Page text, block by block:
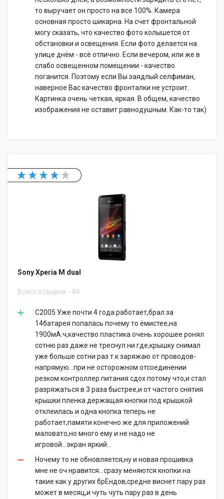
то выручает он просто на все 100%. Камера
основная просто шикарна. На счет фронтальной
могу сказать, что качество фото колышется от
обстановки и освещения. Если фото делается на
улице днём - всё отлично. Если вечером, или же в
слабо освещенном помещении - качество
поганится. Поэтому если Вы заядлый селфиман,
наверное Вас качество фронталки не устроит.
Картинка очень четкая, яркая. В общем, качество
изображения не оставит равнодушным. Как-то так)
Sony Xperia M dual
Всего отзывов 84
С2005 Уже почти 4 года работает,брал за
14батарея попалась почему то ёмистее,на
1900мА.ч,качество пластика очень хорошее ронял
сотню раз даже не треснул ни где,крышку снимал
уже больше сотни раз т.к заряжаю от проводов-
напрямую...при не осторожном отсоединении
резком контроллер питания сдох потому что,и стал
разряжаться в 3 раза быстрее,и от частого снятия
крышки пленка держащая кнопки под крышкой
отклеилась и одна кнопка теперь не
работает,памяти конечно же для приложений
маловато,но много ему и не надо не
игровой...экран яркий...
Ночему то не обновляется,ну и новая прошивка
мне не оч нравится...сразу меняются кнопки на
такие как у других брЕндов,средне виснет пару раз
может в месяц,и чуть чуть пару раз в день